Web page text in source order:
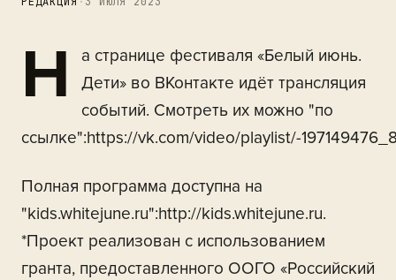
Н
а странице фестиваля «Белый июнь.
Дети» во ВКонтакте идёт трансляция
событий. Смотреть их можно "по
ссылке":https://vk.com/video/playlist/-
Полная программа доступна на
"kids.whitejune.ru":http://kids.whitejune.ru.
*Проект реализован с использованием
гранта, предоставленного ООГО «Российский